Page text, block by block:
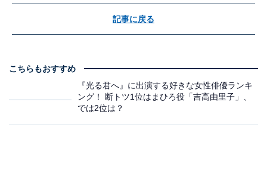
記事に戻る
こちらもおすすめ
『光る君へ』に出演する好きな女性俳優ランキ
ング！ 断トツ1位はまひろ役「吉高由里子」、
では2位は？